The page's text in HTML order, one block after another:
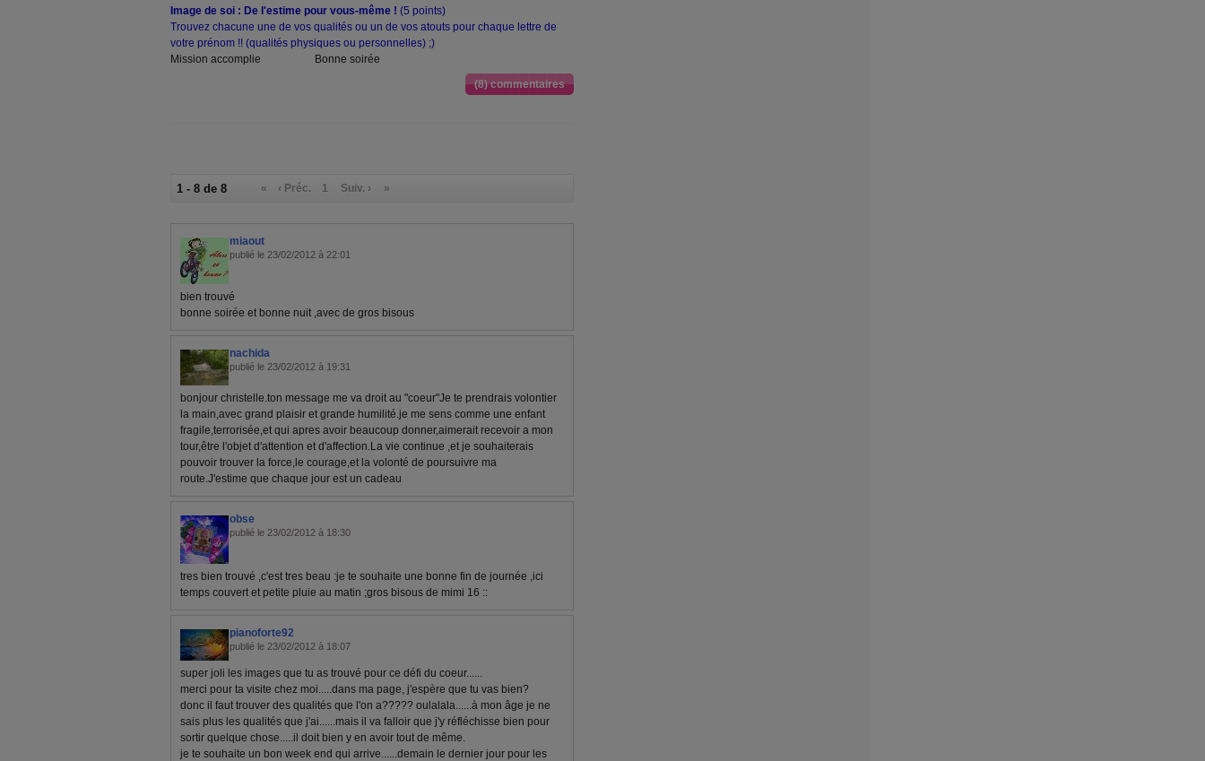
Image de soi : De l'estime pour vous-même ! (5 points)
Trouvez chacune une de vos qualités ou un de vos atouts pour chaque lettre de
votre prénom !! (qualités physiques ou personnelles) ;)
Mission accomplie Bonne soirée
(8) commentaires
1 - 8 de 8 « ‹ Préc. 1 Suiv. › »
miaout
publié le 23/02/2012 à 22:01
bien trouvé
bonne soirée et bonne nuit ,avec de gros bisous
nachida
publié le 23/02/2012 à 19:31
bonjour christelle.ton message me va droit au "coeur"Je te prendrais volontier
la main,avec grand plaisir et grande humilité.je me sens comme une enfant
fragile,terrorisée,et qui apres avoir beaucoup donner,aimerait recevoir a mon
tour,être l'objet d'attention et d'affection.La vie continue ,et je souhaiterais
pouvoir trouver la force,le courage,et la volonté de poursuivre ma
route.J'estime que chaque jour est un cadeau
obse
publié le 23/02/2012 à 18:30
tres bien trouvé ,c'est tres beau :je te souhaite une bonne fin de journée ,ici
temps couvert et petite pluie au matin ;gros bisous de mimi 16 ::
pianoforte92
publié le 23/02/2012 à 18:07
super joli les images que tu as trouvé pour ce défi du coeur......
merci pour ta visite chez moi.....dans ma page, j'espère que tu vas bien?
donc il faut trouver des qualités que l'on a????? oulalala......à mon âge je ne
sais plus les qualités que j'ai......mais il va falloir que j'y réfléchisse bien pour
sortir quelque chose.....il doit bien y en avoir tout de même.
je te souhaite un bon week end qui arrive......demain le dernier jour pour les